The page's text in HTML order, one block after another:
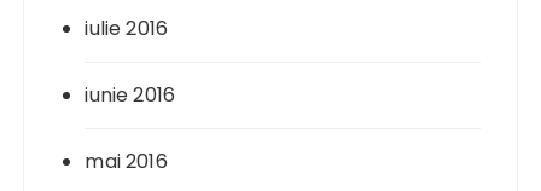
iulie 2016
iunie 2016
mai 2016